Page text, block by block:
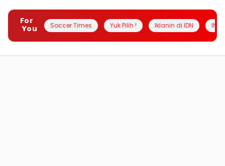
For
You
Soccer Times Yuk Pilih ! Iklanin di IDN